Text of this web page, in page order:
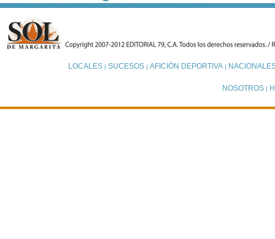
LOCALES| SUCESOS| AFICIÓN DEPORTIVA|
NOSOTROS |